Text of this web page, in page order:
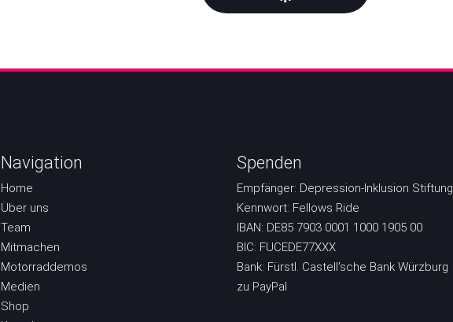
Navigation
Home
Über uns
Team
Mitmachen
Motorraddemos
Medien
Shop
Spenden
Empfänger: Depression-Inklusion Stiftung
Kennwort: Fellows Ride
IBAN: DE85 7903 0001 1000 1905 00
BIC: FUCEDE77XXX
Bank: Fürstl. Castell’sche Bank Würzburg
zu PayPal